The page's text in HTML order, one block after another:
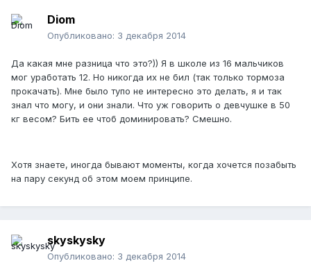
Diom
Опубликовано: 3 декабря 2014
Да какая мне разница что это?)) Я в школе из 16 мальчиков
мог уработать 12. Но никогда их не бил (так только тормоза
прокачать). Мне было тупо не интересно это делать, я и так
знал что могу, и они знали. Что уж говорить о девчушке в 50
кг весом? Бить ее чтоб доминировать? Смешно.
Хотя знаете, иногда бывают моменты, когда хочется позабыть
на пару секунд об этом моем принципе.
skyskysky
Опубликовано: 3 декабря 2014